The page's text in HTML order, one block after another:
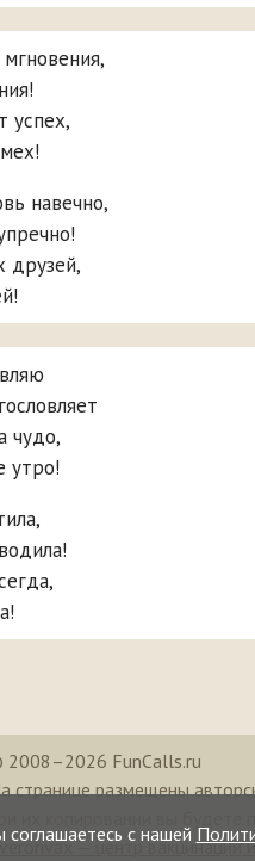
успех,
навечно,
друзей,
чудо,
утро!
с нашей
FunCalls.ru
странице размещены
— центр вакцинации